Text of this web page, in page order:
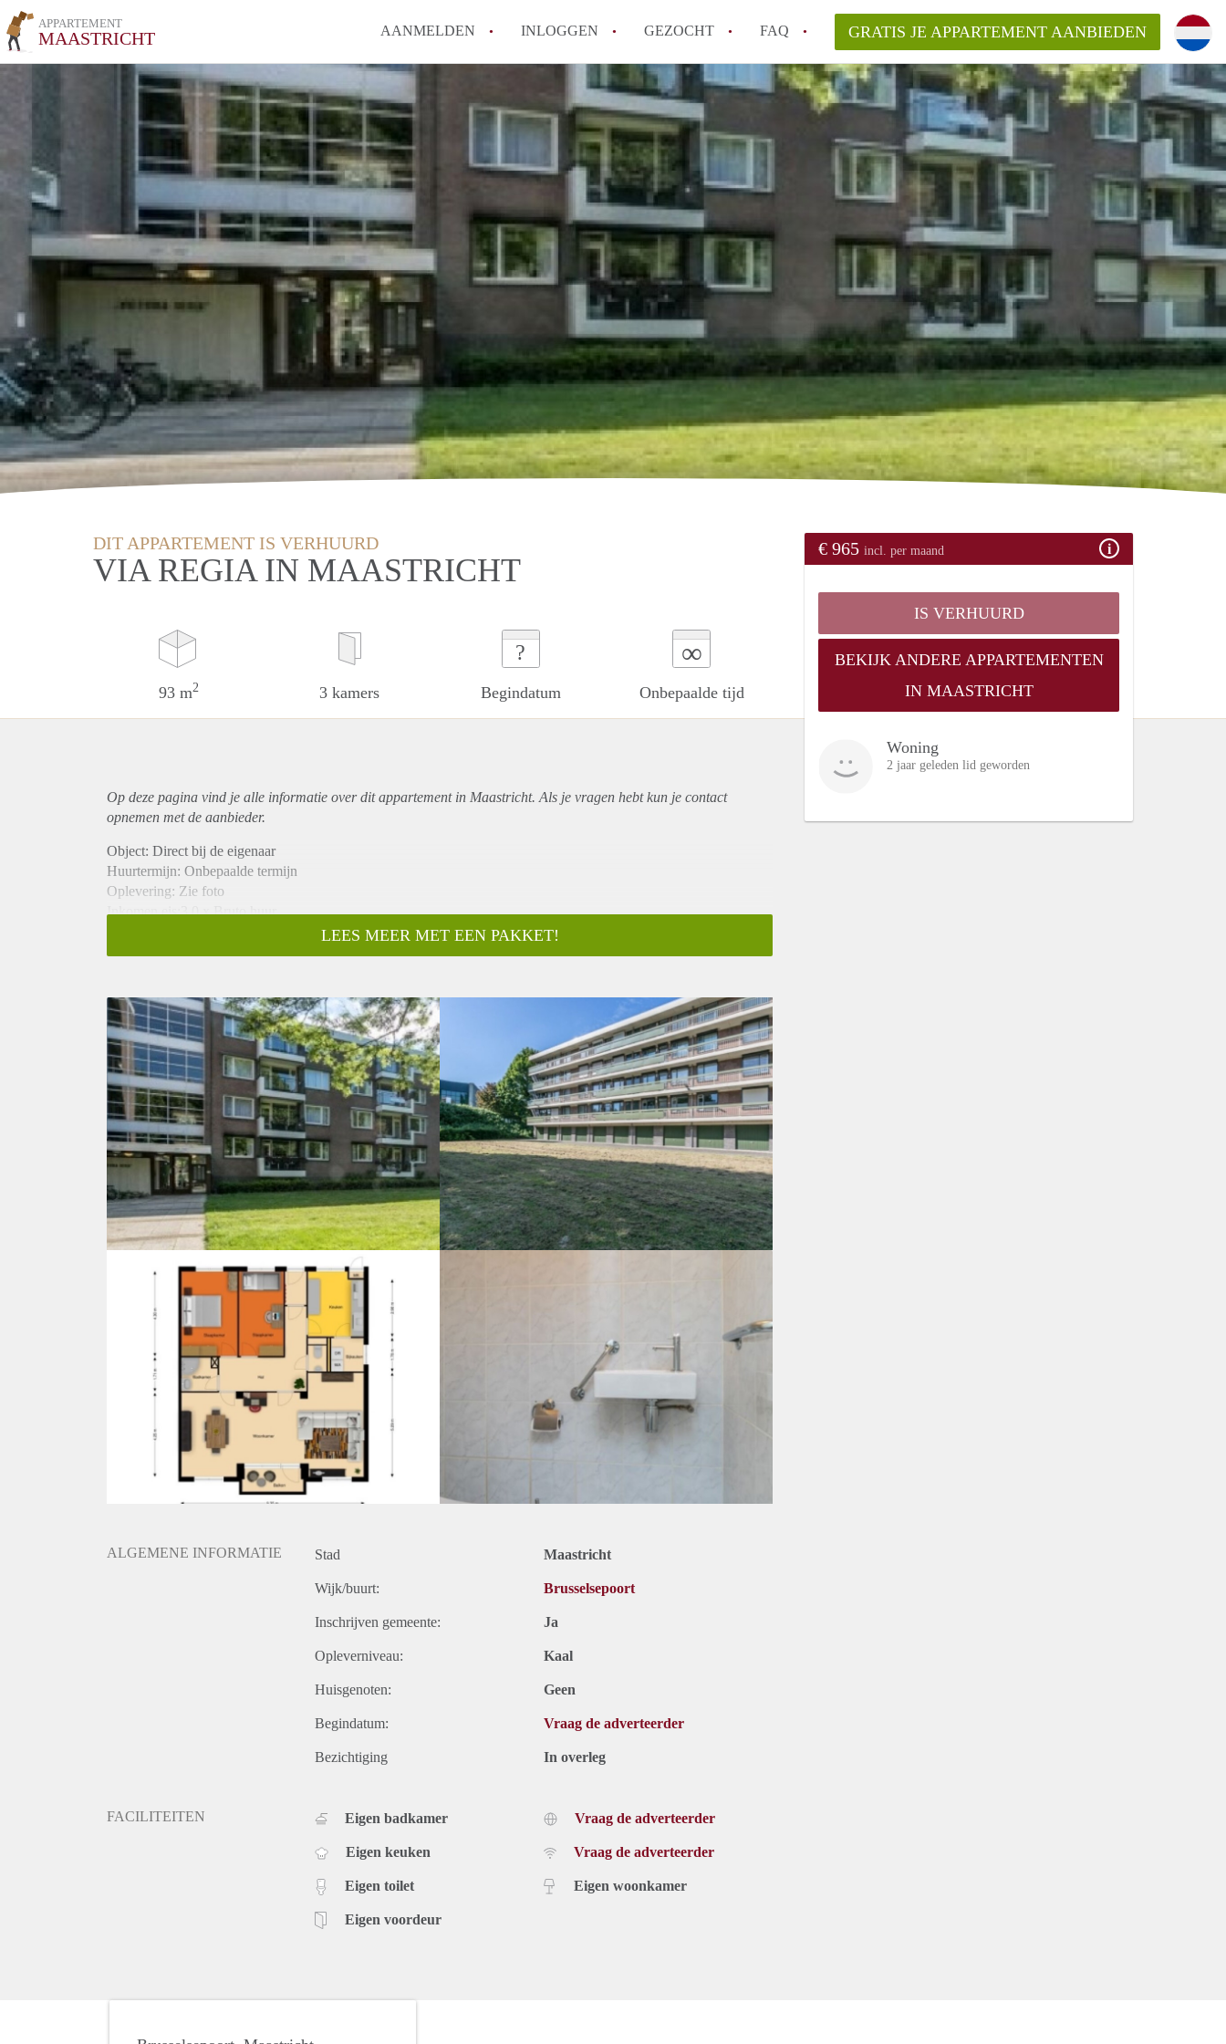
APPARTEMENT
MAASTRICHT AANMELDEN INLOGGEN GEZOCHT FAQ
How to translate AppartementMaastricht!
Wat is AppartementMaastricht?
Hoeveel kost het om te reageren op een Appartement in Maastricht?
Wat is de privacyverklaring van AppartementMaastricht?
Berekent AppartementMaastricht
makelaarsvergoeding/bemiddelingsvergoeding?
Alle veelgestelde vragen
GRATIS JE APPARTEMENT AANBIEDEN
DIT APPARTEMENT IS VERHUURD
VIA REGIA IN MAASTRICHT
93 m2 3 kamers
?
Begindatum
∞
Onbepaalde tijd
€ 965 incl. per maand
IS VERHUURD
BEKIJK ANDERE APPARTEMENTEN
IN MAASTRICHT
Woning
2 jaar geleden lid geworden
Op deze pagina vind je alle informatie over ditappartementin Maastricht. Als je vragen hebt kun je contact
opnemen met de aanbieder.
Object: Direct bij de eigenaar
Huurtermijn: Onbepaalde termijn
Oplevering: Zie foto
Inkomen eis:3,0 x Bruto huur
Borg: 1 Maand
Huisdieren toegestaan: Afhankelijk van de Eigenaar
Huurtoeslag grens: Nee
Geschikt voor studenten: Afhankelijk van de Eigenaar
LEES MEER MET EEN PAKKET!
ALGEMENE INFORMATIE Stad Maastricht
Wijk/buurt: Brusselsepoort
Inschrijven gemeente: Ja
Opleverniveau: Kaal
Huisgenoten: Geen
Begindatum: Vraag de adverteerder
Bezichtiging In overleg
FACILITEITEN Eigen badkamer
Eigen keuken
Eigen toilet
Eigen voordeur
Vraag de adverteerder
Vraag de adverteerder
Eigen woonkamer